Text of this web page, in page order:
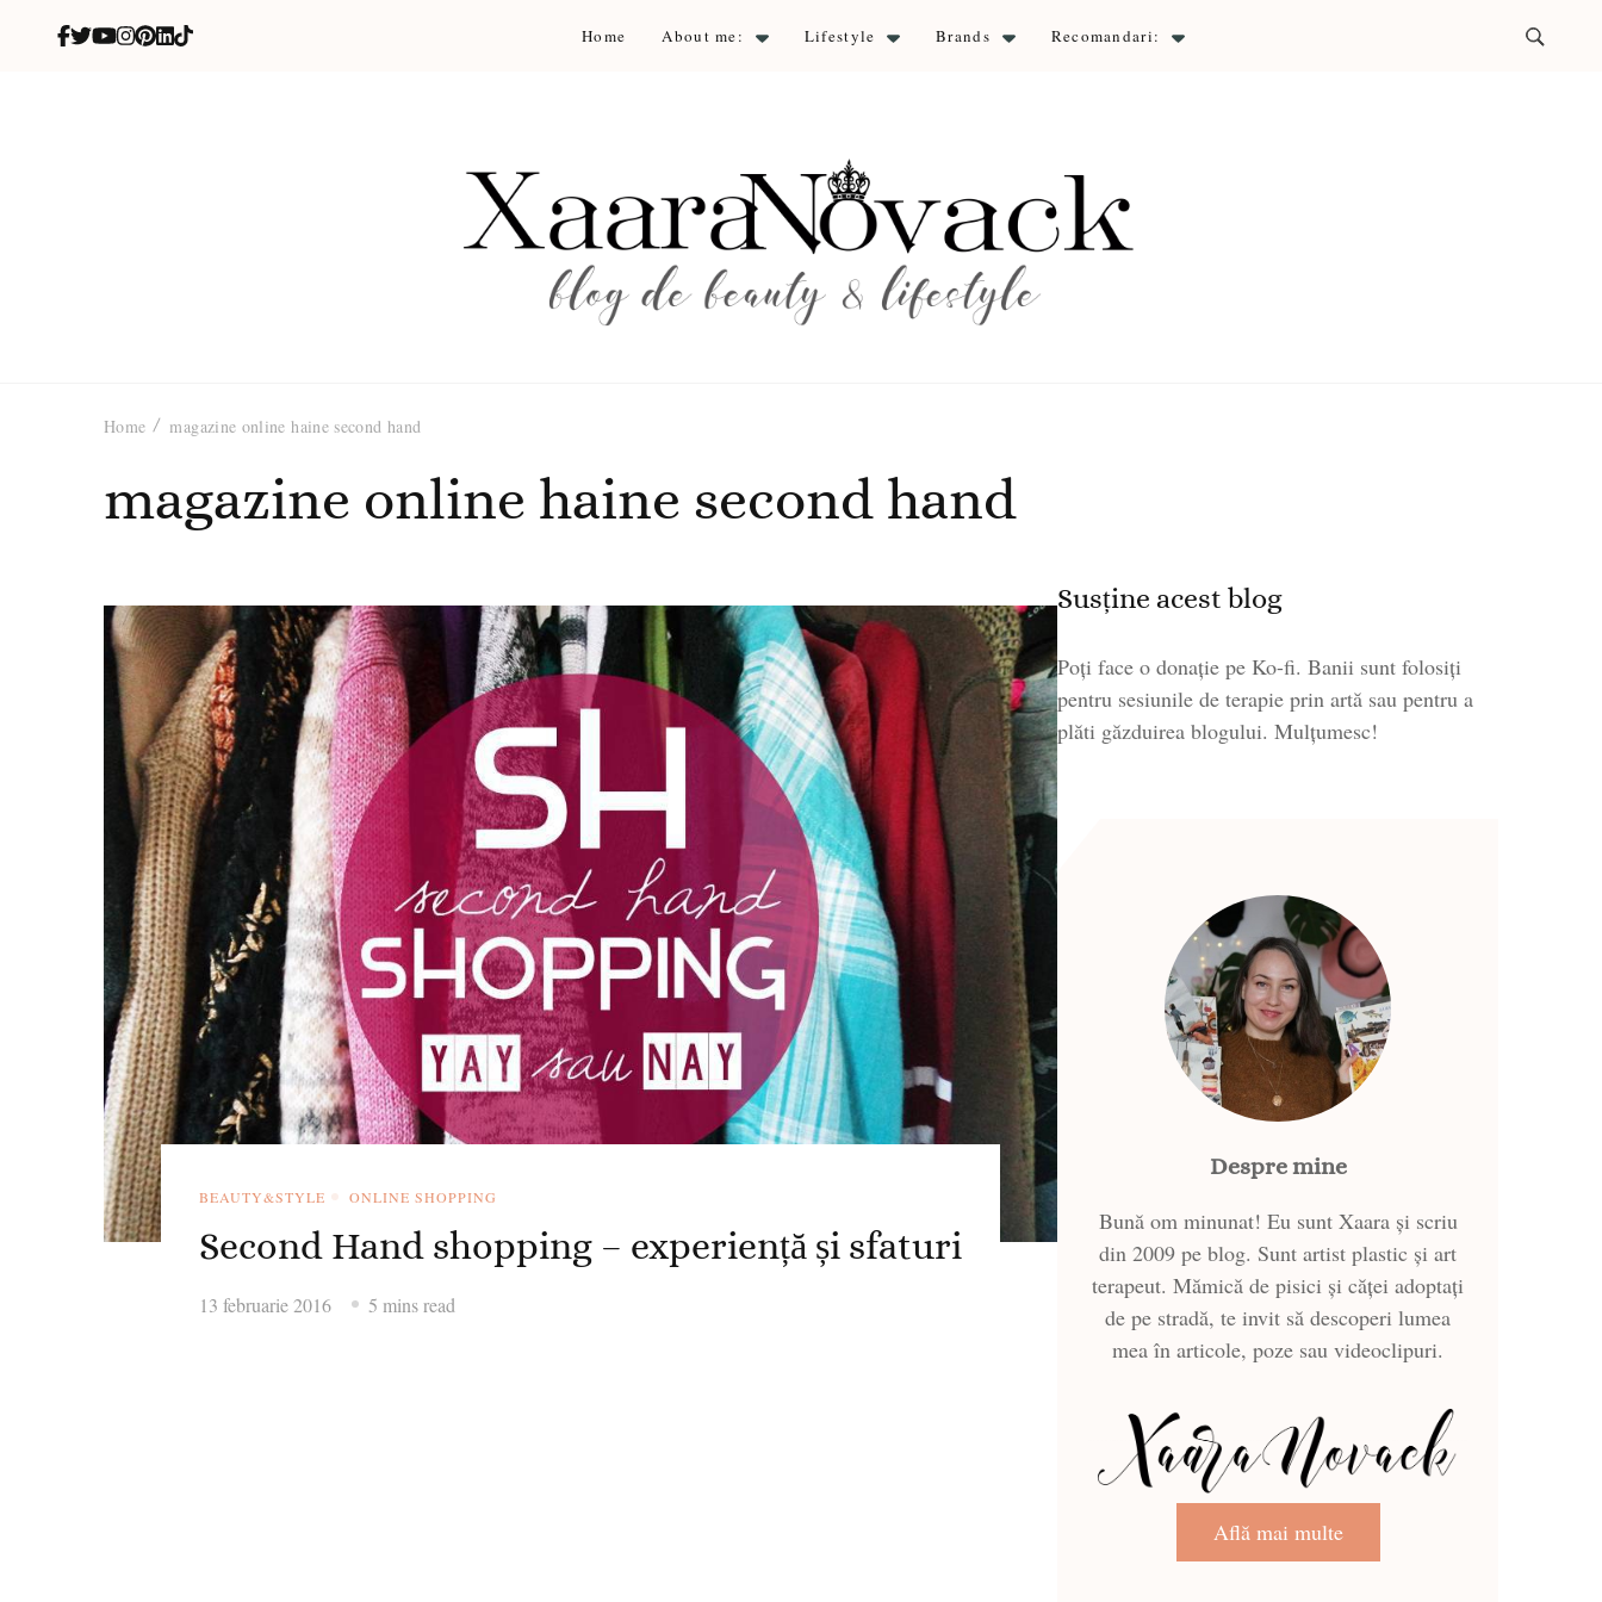
Home About me: Lifestyle Brands Recomandari:
Home magazine online haine second hand
magazine online haine second hand
BEAUTY&STYLE ONLINE SHOPPING
Second Hand shopping – experiență și sfaturi
13 februarie 2016 5 mins read
Susține acest blog
Poți face o donație pe Ko-fi. Banii sunt folosiți
pentru sesiunile de terapie prin artă sau pentru a
plăti găzduirea blogului. Mulțumesc!
Despre mine
Bună om minunat! Eu sunt Xaara și scriu
din 2009 pe blog. Sunt artist plastic și art
terapeut. Mămică de pisici și căței adoptați
de pe stradă, te invit să descoperi lumea
mea în articole, poze sau videoclipuri.
Află mai multe